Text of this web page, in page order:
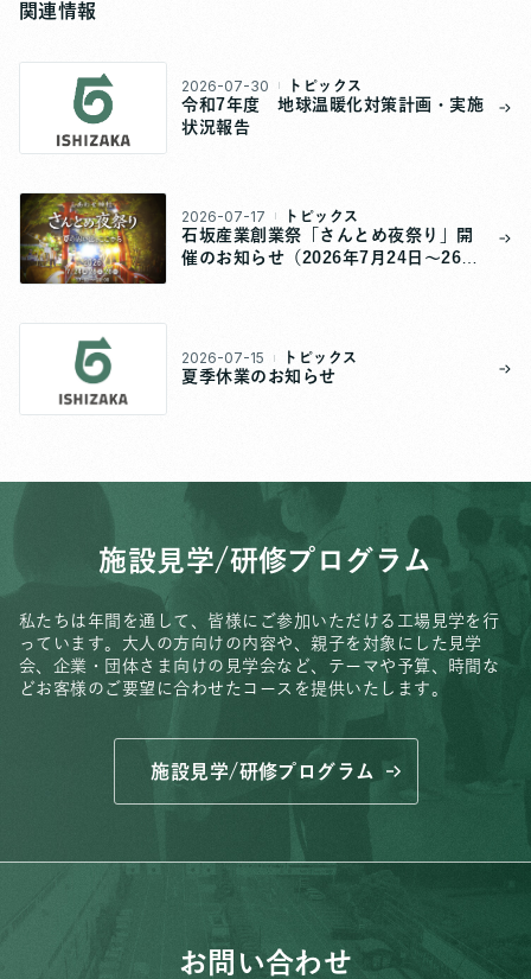
関連情報
2026-07-30 トピックス
令和7年度 地球温暖化対策計画・実施
状況報告
2026-07-17 トピックス
石坂産業創業祭「さんとめ夜祭り」開
催のお知らせ（2026年7月24日～26
2026-07-15 トピックス
夏季休業のお知らせ
施設見学/研修プログラム
私たちは年間を通して、皆様にご参加いただける工場見学を行
っています。 大人の方向けの内容や、親子を対象にした見学
会、 企業・団体さま向けの見学会など、 テーマや予算、時間な
どお客様のご要望に合わせたコースを提供いたします。
施設見学/研修プログラム
お問い合わせ